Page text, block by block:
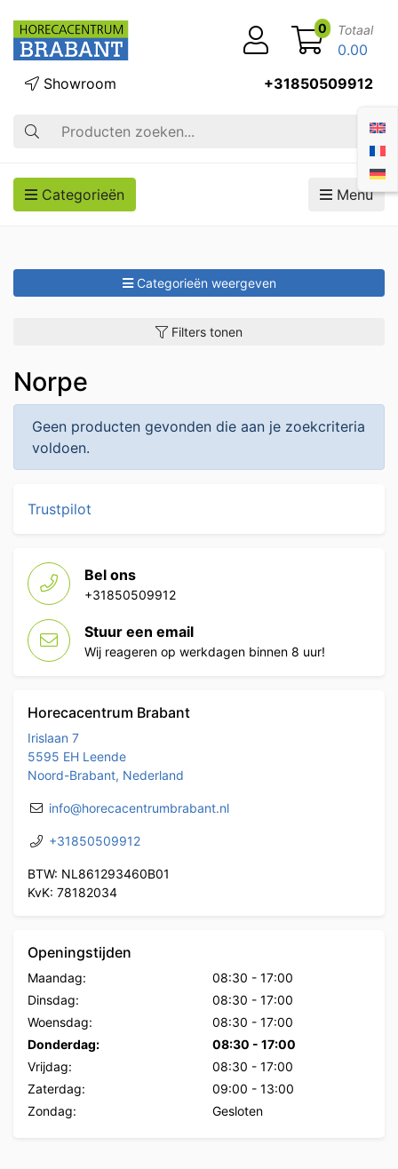
Zoek op
Showroom +31850509912
0 Totaal
0.00
Categorieën Menu
Categorieën weergeven
Filters tonen
Norpe
Geen producten gevonden die aan je zoekcriteria
voldoen.
Trustpilot
Bel ons
+31850509912
Stuur een email
Wij reageren op werkdagen binnen 8 uur!
Horecacentrum Brabant
Irislaan 7
5595 EH Leende
Noord-Brabant, Nederland
info@horecacentrumbrabant.nl
+31850509912
BTW: NL861293460B01
KvK: 78182034
Openingstijden
Maandag: 08:30 - 17:00
Dinsdag:
08:30 - 17:00
Woensdag:
08:30 - 17:00
Donderdag:
08:30 - 17:00
Vrijdag:
08:30 - 17:00
Zaterdag:
09:00 - 13:00
Zondag:
Gesloten